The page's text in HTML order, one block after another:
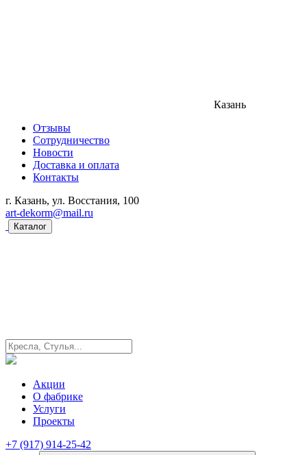
Казань
Отзывы
Сотрудничество
Новости
Доставка и оплата
Контакты
г. Казань, ул. Восстания, 100
art-dekorm@mail.ru
Каталог
Акции
О фабрике
Услуги
Проекты
+7 (917) 914-25-42